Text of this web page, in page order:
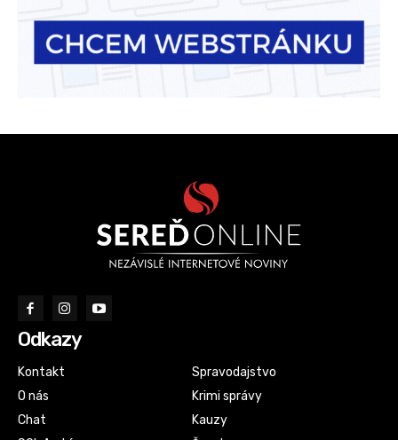
Odkazy
Kontakt
O nás
Chat
Spravodajstvo
Krimi správy
Kauzy